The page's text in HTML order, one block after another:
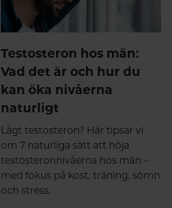
vitamin.
Testosteron hos män:
Vad det är och hur du
kan öka nivåerna
naturligt
Lågt testosteron? Här tipsar vi
om 7 naturliga sätt att höja
testosteronnivåerna hos män –
med fokus på kost, träning, sömn
och stress.